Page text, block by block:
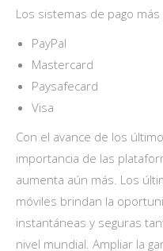
Los sistemas de pago
PayPal
Mastercard
Paysafecard
Visa
Con el avance de los
importancia de las
aumenta aún más. Los
móviles brindan la
instantáneas y seguras
nivel mundial. Ampliar la